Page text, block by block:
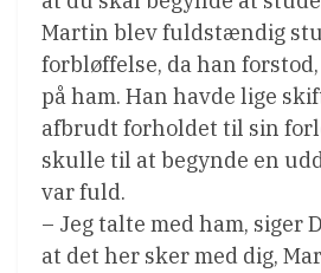
Martin blev fuldstændig
forbløffelse, da han
på ham. Han havde lige
afbrudt forholdet til sin
skulle til at begynde en
var fuld.
– Jeg talte med ham, siger
at det her sker med dig,